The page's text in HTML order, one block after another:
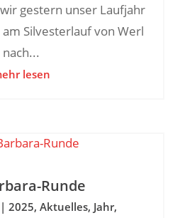
gestern unser Laufjahr
Silvesterlauf von Werl
nach...
lesen
Runde
| 2025, Aktuelles, Jahr,